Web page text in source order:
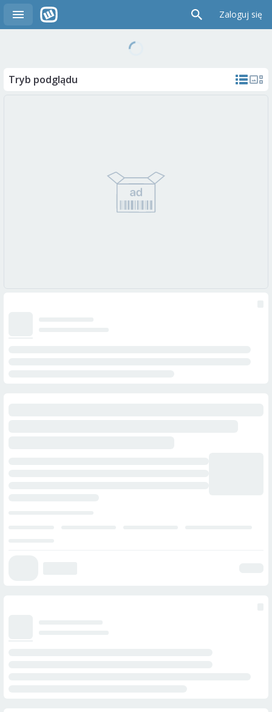
Zaloguj się
Tryb podglądu